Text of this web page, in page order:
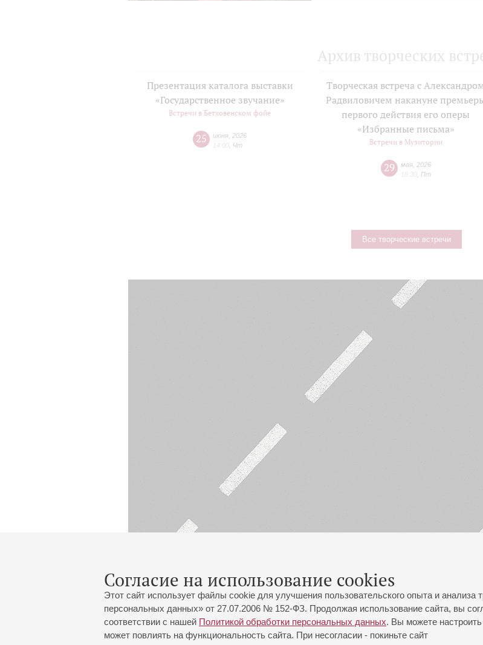
Согласие на использование cookies
Этот сайт использует файлы cookie для улучшения пользовательского опыта и анализа
персональных данных» от 27.07.2006 № 152-ФЗ. Продолжая использование сайта, вы
соответствии с нашей Политикой обработки персональных данных. Вы можете
может повлиять на функциональность сайта. При несогласии - покиньте сайт
Архив творческих
Презентация каталога выставки
«Государственное звучание»
Встречи в Бетховенском фойе
25 июня 2026
14:00 Чт
Творческая встреча с
Радвиловичем накануне
первого действия его оперы
«Избранные письма»
Встречи в Музитории
29 мая, 2026
18:30, Пт
Все творческие встречи
Большой зал:
191186, Санкт-Петербург, Михайловская ул., 2
Часы работы кассы Большого зала: с 11:00 до